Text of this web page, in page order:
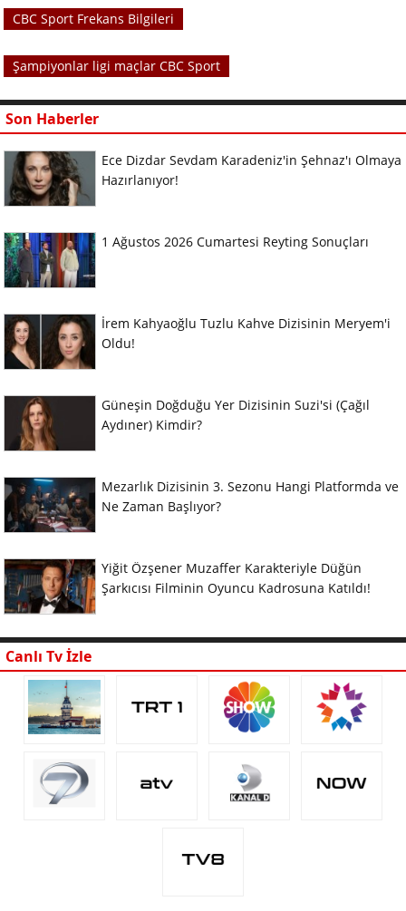
CBC Sport Frekans Bilgileri
Şampiyonlar ligi maçlar CBC Sport
Son Haberler
Ece Dizdar Sevdam Karadeniz'in Şehnaz'ı Olmaya
Hazırlanıyor!
1 Ağustos 2026 Cumartesi Reyting Sonuçları
İrem Kahyaoğlu Tuzlu Kahve Dizisinin Meryem'i
Oldu!
Güneşin Doğduğu Yer Dizisinin Suzi'si (Çağıl
Aydıner) Kimdir?
Mezarlık Dizisinin 3. Sezonu Hangi Platformda ve
Ne Zaman Başlıyor?
Yiğit Özşener Muzaffer Karakteriyle Düğün
Şarkıcısı Filminin Oyuncu Kadrosuna Katıldı!
Canlı Tv İzle